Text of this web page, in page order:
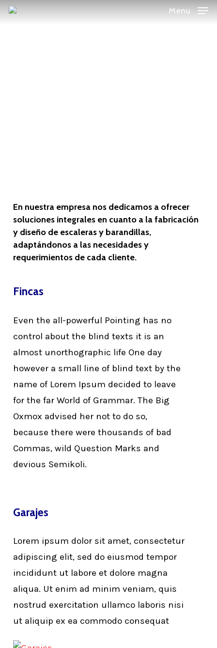
Skip
Menu
En nuestra empresa nos dedicamos a ofrecer
soluciones integrales en cuanto a la fabricación
y diseño de escaleras y barandillas,
adaptándonos a las necesidades y
requerimientos de cada cliente.
Fincas
Even the all-powerful Pointing has no
control about the blind texts it is an
almost unorthographic life One day
however a small line of blind text by the
name of Lorem Ipsum decided to leave
for the far World of Grammar. The Big
Oxmox advised her not to do so,
because there were thousands of bad
Commas, wild Question Marks and
devious Semikoli.
Garajes
Lorem ipsum dolor sit amet, consectetur
adipiscing elit, sed do eiusmod tempor
incididunt ut labore et dolore magna
aliqua. Ut enim ad minim veniam, quis
nostrud exercitation ullamco laboris nisi
ut aliquip ex ea commodo consequat